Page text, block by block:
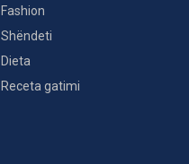
Fashion
Shëndeti
Dieta
Receta gatimi